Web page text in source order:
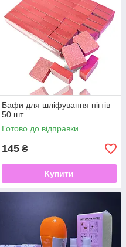
Бафи для шліфування нігтів
50 шт
Готово до відправки
145 ₴
Купити